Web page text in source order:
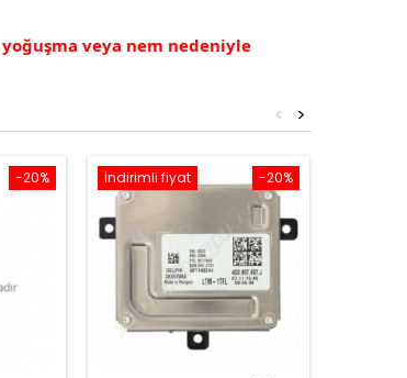
yoğuşma veya nem nedeniyle
>
<
-20% -20%
İndirimli fiyat